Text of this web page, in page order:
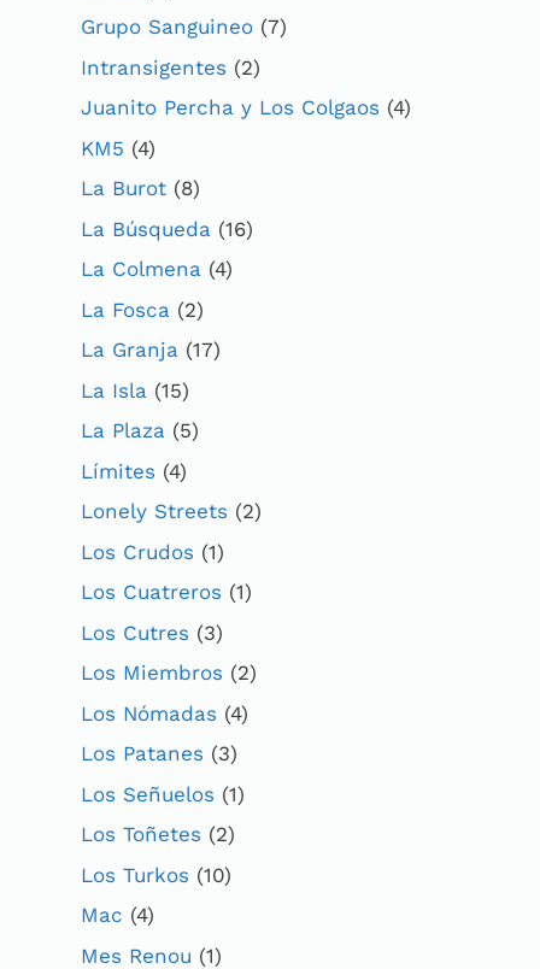
Grupo Sanguineo (7)
Intransigentes (2)
Juanito Percha y Los Colgaos (4)
KM5 (4)
La Burot (8)
La Búsqueda (16)
La Colmena (4)
La Fosca (2)
La Granja (17)
La Isla (15)
La Plaza (5)
Límites (4)
Lonely Streets (2)
Los Crudos (1)
Los Cuatreros (1)
Los Cutres (3)
Los Miembros (2)
Los Nómadas (4)
Los Patanes (3)
Los Señuelos (1)
Los Toñetes (2)
Los Turkos (10)
Mac (4)
Mes Renou (1)